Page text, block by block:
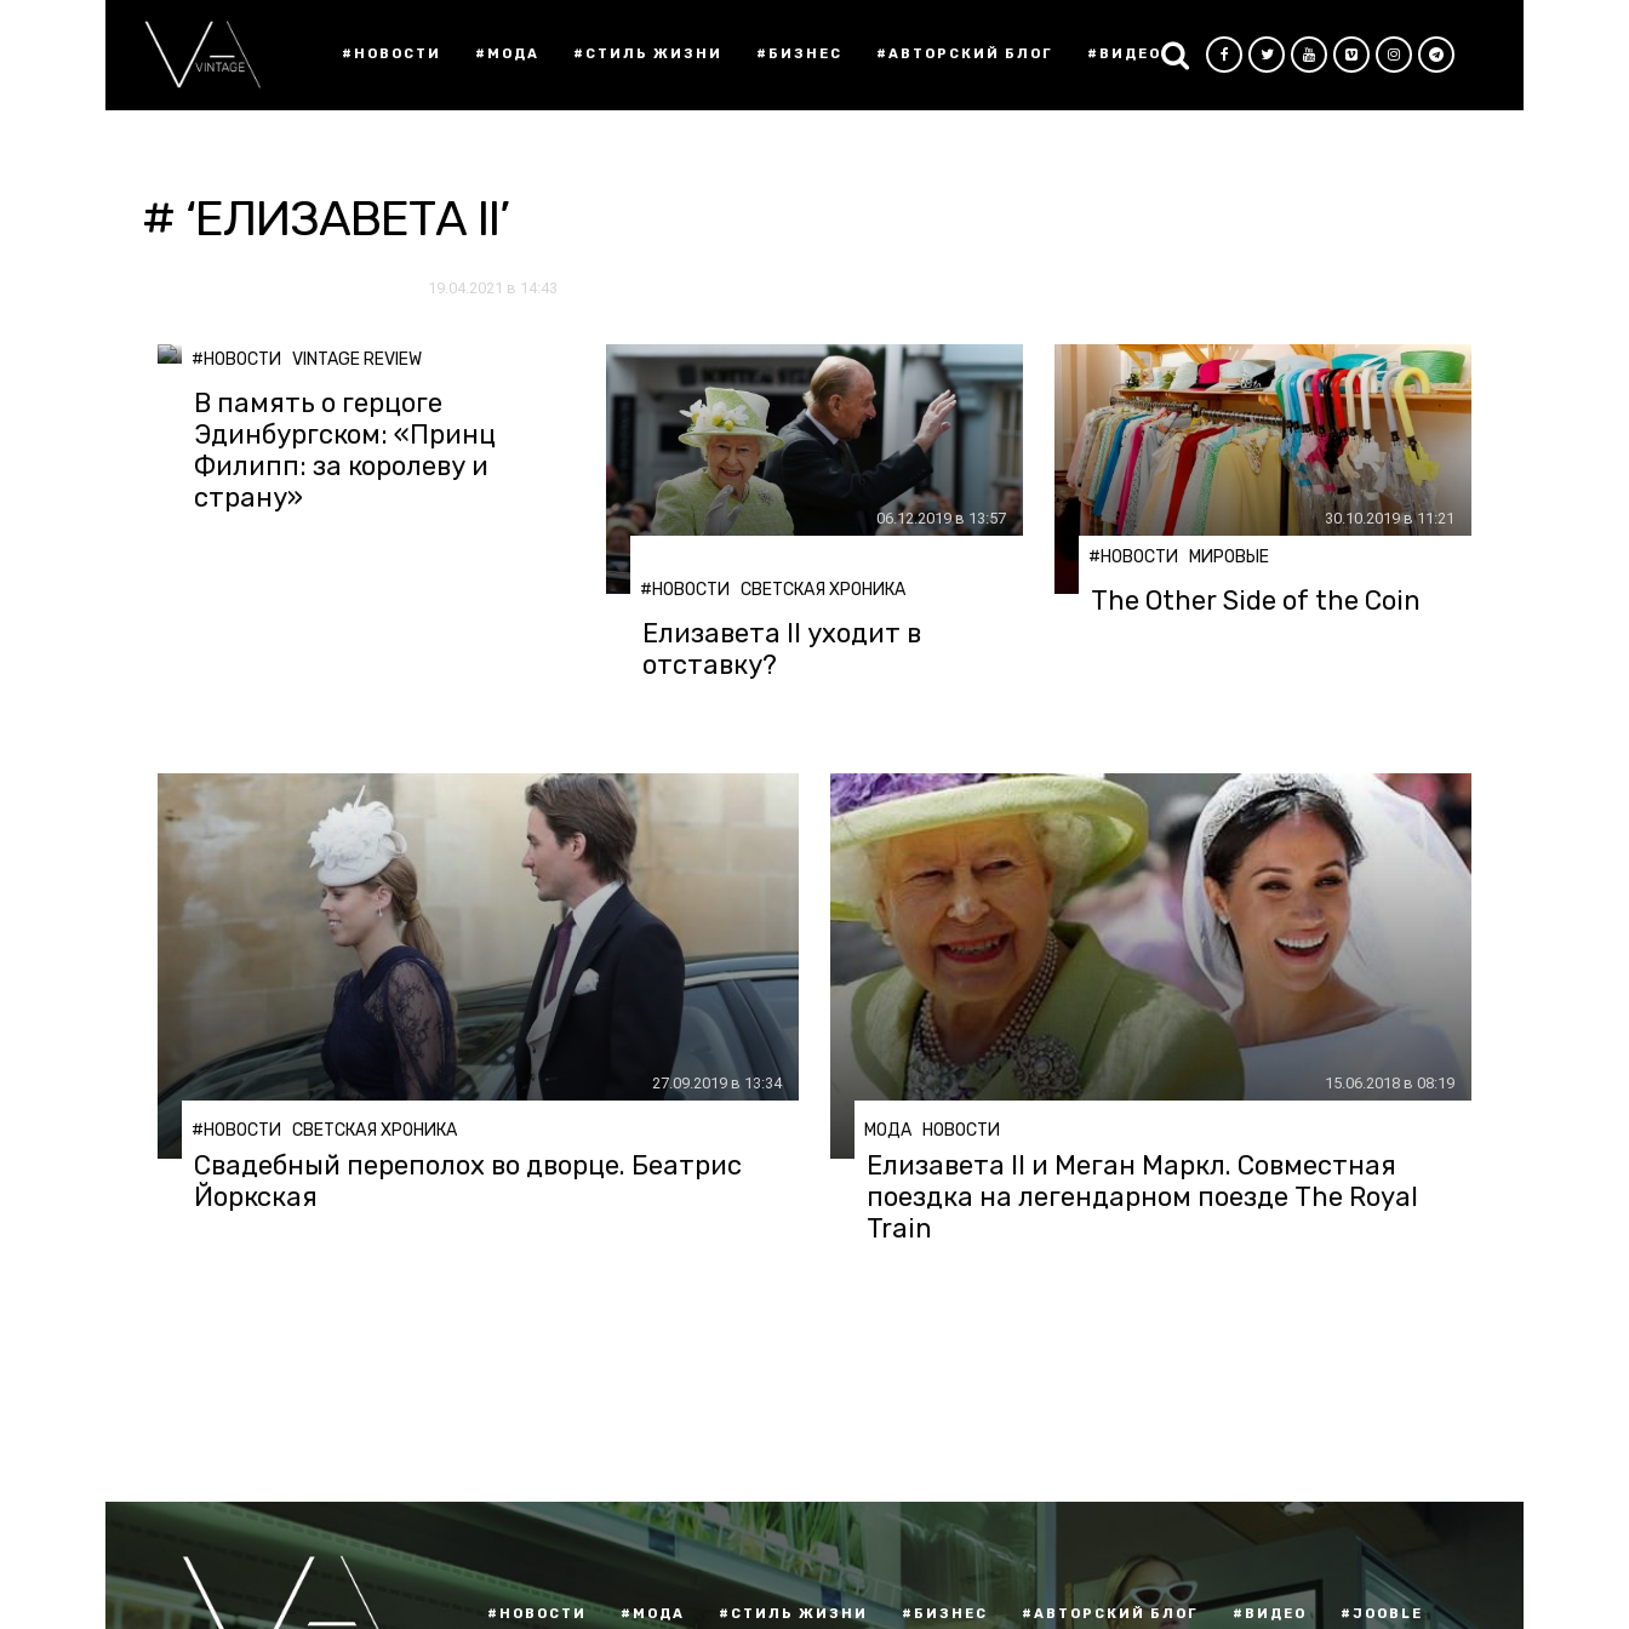
#НОВОСТИ #МОДА #СТИЛЬ ЖИЗНИ #БИЗНЕС #АВТОРСКИЙ БЛОГ #ВИДЕО
# ‘ЕЛИЗАВЕТА II’
19.04.2021 в 14:43
#НОВОСТИ VINTAGE REVIEW
В память о герцоге
Эдинбургском: «Принц
Филипп: за королеву и
страну»
06.12.2019 в 13:57
#НОВОСТИ СВЕТСКАЯ ХРОНИКА
Елизавета II уходит в
отставку?
30.10.2019 в 11:21
#НОВОСТИ МИРОВЫЕ
The Other Side of the Coin
27.09.2019 в 13:34
#НОВОСТИ СВЕТСКАЯ ХРОНИКА
Свадебный переполох во дворце. Беатрис
Йоркская
15.06.2018 в 08:19
МОДА НОВОСТИ
Елизавета II и Меган Маркл. Совместная
поездка на легендарном поезде The Royal
Train
#НОВОСТИ #МОДА #СТИЛЬ ЖИЗНИ #БИЗНЕС #АВТОРСКИЙ БЛОГ #ВИДЕО #JOOBLE